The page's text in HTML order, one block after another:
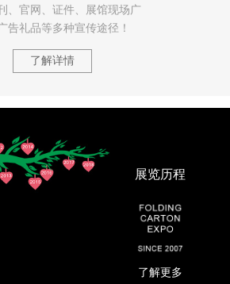
、官网、证件、展馆现场广
告礼品等多种宣传途径！
了解详情
展览历程
了解更多